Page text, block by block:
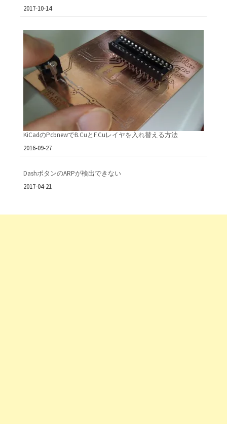
日付
2017-10-14
KiCadのPcbnewでB.CuとF.Cuレイヤを入れ替える方法
日付
2016-09-27
DashボタンのARPが検出できない
日付
2017-04-21